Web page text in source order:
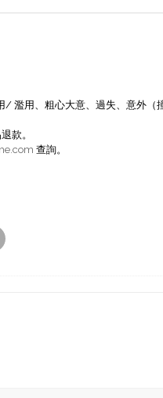
濫用、粗心大意、過失、意外
款。
查詢。